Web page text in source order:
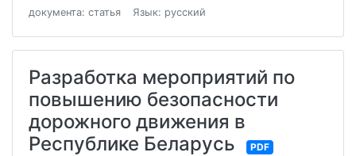
документа: статья
Язык: русский
Разработка мероприятий по
повышению безопасности
дорожного движения в
Республике Беларусь
PDF